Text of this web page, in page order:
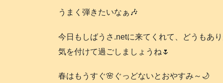
うまく弾きたいなぁ🎶
今日もしばうさ.netに来てくれて、どうもあ
気を付けて過ごしましょうね🌷
春はもうすぐ🌸ぐっどないとおやすみ～🌙